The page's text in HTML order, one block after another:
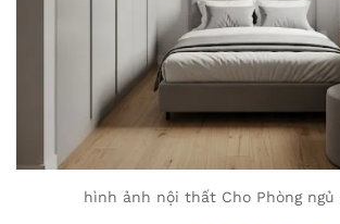
hình ảnh nội thất Cho Phòng ngủ